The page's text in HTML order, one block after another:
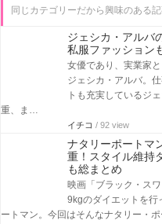
同じカテゴリーだから興味のある記
ジェシカ・アルバ
私服ファッション
女優であり、実業家
ジェシカ・アルバ。
トも充実しているジ
重、ま…
イチコ / 92 view
ナタリーポートマ
重！スタイル維持
も総まとめ
映画「ブラック・ス
9kgのダイエットを行
ートマン。今回はそんなナタリー・